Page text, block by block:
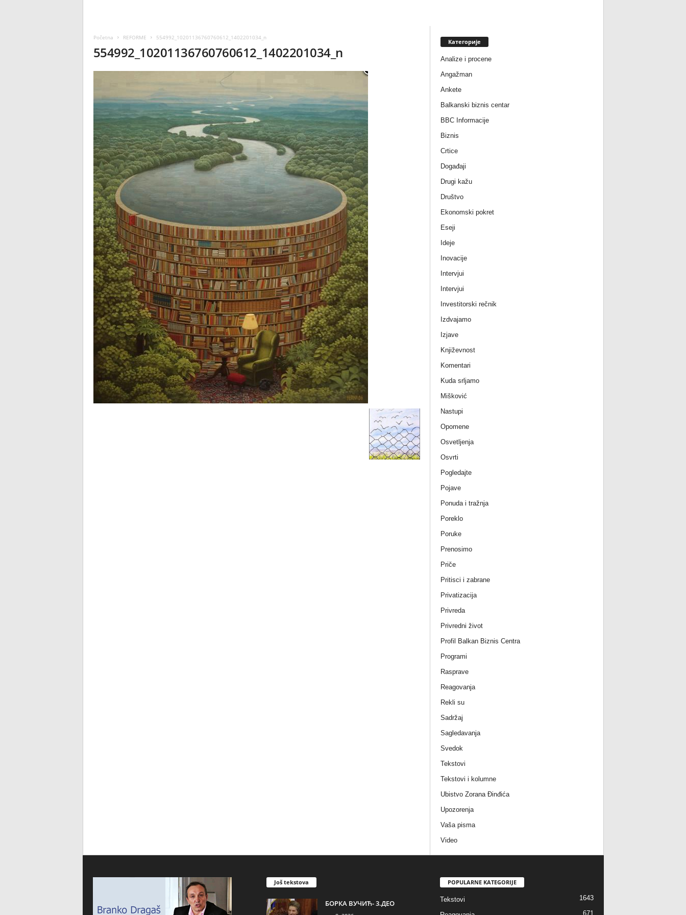
Početna REFORME 554992_10201136760760612_1402201034_n
554992_10201136760760612_1402201034_n
Категорије
Analize i procene
Angažman
Ankete
Balkanski biznis centar
BBC Informacije
Biznis
Crtice
Događaji
Drugi kažu
Društvo
Ekonomski pokret
Eseji
Ideje
Inovacije
Intervjui
Intervjui
Investitorski rečnik
Izdvajamo
Izjave
Književnost
Komentari
Kuda srljamo
Mišković
Nastupi
Opomene
Osvetljenja
Osvrti
Pogledajte
Pojave
Ponuda i tražnja
Poreklo
Poruke
Prenosimo
Priče
Pritisci i zabrane
Privatizacija
Privreda
Privredni život
Profil Balkan Biznis Centra
Programi
Rasprave
Reagovanja
Rekli su
Sadržaj
Sagledavanja
Svedok
Tekstovi
Tekstovi i kolumne
Ubistvo Zorana Đinđića
Upozorenja
Vaša pisma
Video
Još tekstova
БОРКА ВУЧИЋ- 3.ДЕО
POPULARNE KATEGORIJE
Tekstovi 1643
671